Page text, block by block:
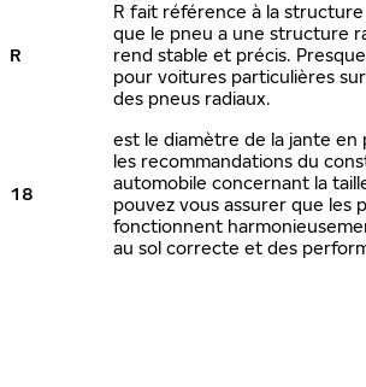
R
R fait référence à la
que le pneu a une structure
rend stable et précis.
pour voitures particulières
des pneus radiaux.
18
est le diamètre de la jante en
les recommandations du
automobile concernant la
pouvez vous assurer que les
fonctionnent
au sol correcte et des